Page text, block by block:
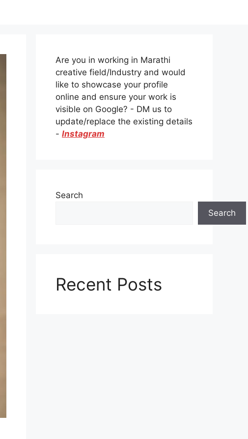
Are you in working in Marathi
creative field/Industry and would
like to showcase your profile
online and ensure your work is
visible on Google? - DM us to
update/replace the existing details
- Instagram
Search
Search
Recent Posts